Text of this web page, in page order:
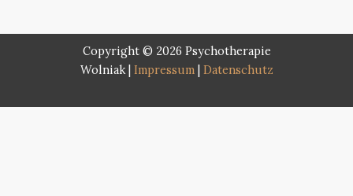
Copyright © 2026 Psychotherapie
Wolniak | Impressum | Datenschutz